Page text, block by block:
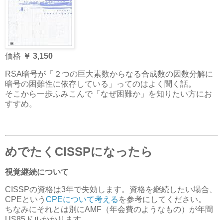
価格 ￥ 3,150
RSA暗号が「２つの巨大素数からなる合成数の因数分解に
暗号の困難性に依存している」ってのはよく聞く話。
そこから一歩ふみこんで「なぜ困難か」を知りたい方にお
すすめ。
めでたくCISSPになったら
視覚継続について
CISSPの資格は3年で失効します。資格を継続したい場合、
CPEという CPEについて考える を参考にしてください。
ちなみにそれとは別にAMF（年会費のようなもの）が年間